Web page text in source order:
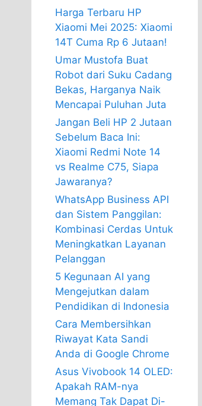
Harga Terbaru HP
Xiaomi Mei 2025: Xiaomi
14T Cuma Rp 6 Jutaan!
Umar Mustofa Buat
Robot dari Suku Cadang
Bekas, Harganya Naik
Mencapai Puluhan Juta
Jangan Beli HP 2 Jutaan
Sebelum Baca Ini:
Xiaomi Redmi Note 14
vs Realme C75, Siapa
Jawaranya?
WhatsApp Business API
dan Sistem Panggilan:
Kombinasi Cerdas Untuk
Meningkatkan Layanan
Pelanggan
5 Kegunaan AI yang
Mengejutkan dalam
Pendidikan di Indonesia
Cara Membersihkan
Riwayat Kata Sandi
Anda di Google Chrome
Asus Vivobook 14 OLED:
Apakah RAM-nya
Memang Tak Dapat Di-